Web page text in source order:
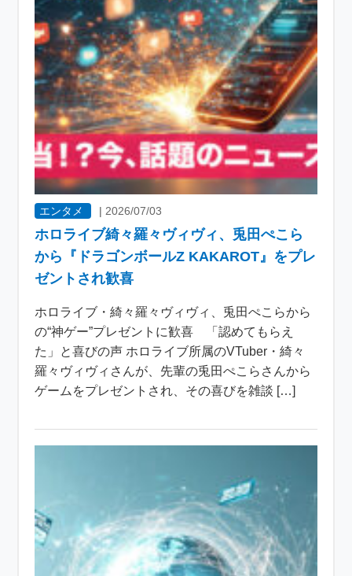
エンタメ | 2026/07/03
ホロライブ綺々羅々ヴィヴィ、兎田ぺこら
から『ドラゴンボールZ KAKAROT』をプレ
ゼントされ歓喜
ホロライブ・綺々羅々ヴィヴィ、兎田ぺこらから
の“神ゲー”プレゼントに歓喜 「認めてもらえ
た」と喜びの声 ホロライブ所属のVTuber・綺々
羅々ヴィヴィさんが、先輩の兎田ぺこらさんから
ゲームをプレゼントされ、その喜びを雑談 […]